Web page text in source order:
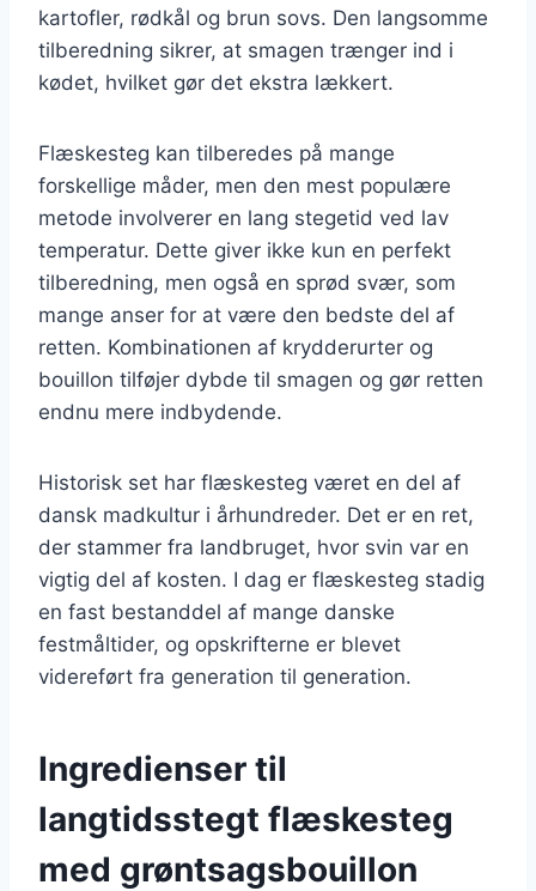
kartofler, rødkål og brun sovs. Den langsomme
tilberedning sikrer, at smagen trænger ind i
kødet, hvilket gør det ekstra lækkert.
Flæskesteg kan tilberedes på mange
forskellige måder, men den mest populære
metode involverer en lang stegetid ved lav
temperatur. Dette giver ikke kun en perfekt
tilberedning, men også en sprød svær, som
mange anser for at være den bedste del af
retten. Kombinationen af krydderurter og
bouillon tilføjer dybde til smagen og gør retten
endnu mere indbydende.
Historisk set har flæskesteg været en del af
dansk madkultur i århundreder. Det er en ret,
der stammer fra landbruget, hvor svin var en
vigtig del af kosten. I dag er flæskesteg stadig
en fast bestanddel af mange danske
festmåltider, og opskrifterne er blevet
videreført fra generation til generation.
Ingredienser til
langtidsstegt flæskesteg
med grøntsagsbouillon